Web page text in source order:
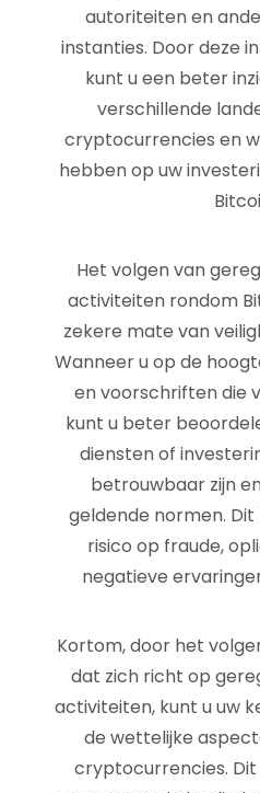
autoriteiten en
instanties. Door deze
kunt u een beter
verschillende
cryptocurrencies en
hebben op uw
Het volgen van
activiteiten rondom
zekere mate van
Wanneer u op de
en voorschriften die
kunt u beter
diensten of
betrouwbaar zijn
geldende normen.
risico op fraude,
negatieve
Kortom, door het
dat zich richt op
activiteiten, kunt u uw
de wettelijke
cryptocurrencies.